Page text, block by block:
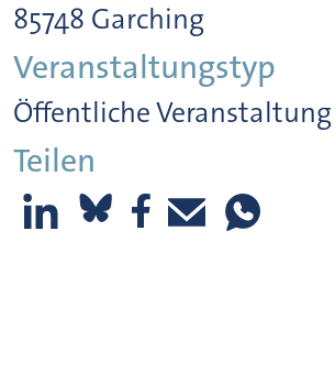
85748 Garching
Veranstaltungstyp
Öffentliche Veranstaltung
Teilen